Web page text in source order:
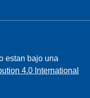
estan bajo una
4.0 International